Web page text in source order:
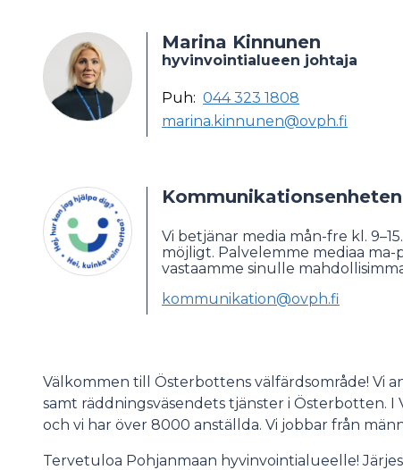
Marina Kinnunen
hyvinvointialueen johtaja
Puh: 044 323 1808
marina.kinnunen@ovph.fi
Vi betjänar media mån-fre kl.
möjligt. Palvelemme mediaa ma-
vastaamme sinulle
kommunikation@ovph.fi
Välkommen till Österbottens välfärdsområde! Vi
samt räddningsväsendets tjänster i Österbotten. I
och vi har över 8000 anställda. Vi jobbar från
Tervetuloa Pohjanmaan hyvinvointialueelle!